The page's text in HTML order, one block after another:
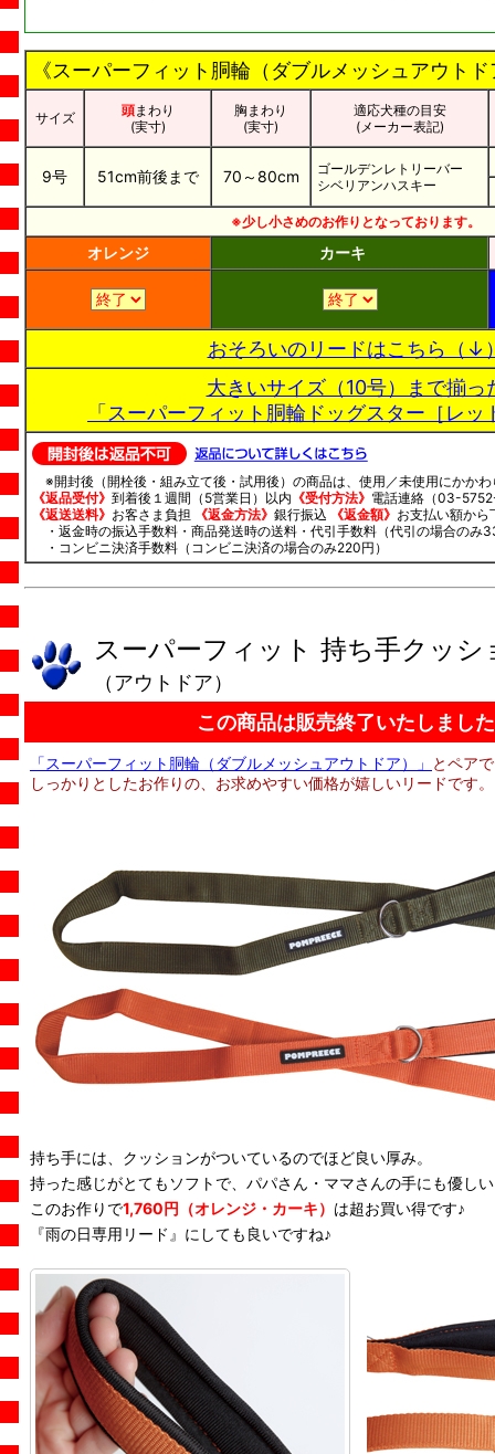
《スーパーフィット胴輪（ダブルメッシュアウト
サイズ 頭まわり
(実寸)
胸まわり
(実寸)
適応犬種の目安
(メーカー表記)
9号 51cm前後まで 70～80cm
ゴールデンレトリーバー
シベリアンハスキー
※少し小さめのお作りとなっております。
オレンジ カーキ
おそろいのリードはこちら（↓
大きいサイズ（10号）まで揃っ
「スーパーフィット胴輪ドッグスター［レッ
※開封後（開栓後・組み立て後・試用後）の商品は、使用／未使用にかか
《返品受付》 到着後１週間（5営業日）以内 《受付方法》 電話連絡（03-
《返送送料》 お客さま負担 《返金方法》 銀行振込 《返金額》 お支払い額から
・返金時の振込手数料・商品発送時の送料・代引手数料（代引の場合のみ
・コンビニ決済手数料（コンビニ決済の場合のみ220円）
スーパーフィット 持ち手クッシ
（アウトドア）
この商品は販売終了いたしまし
「スーパーフィット胴輪（ダブルメッシュアウトドア）」 とペア
しっかりとしたお作りの、お求めやすい価格が嬉しいリードです。
持ち手には、クッションがついているのでほど良い厚み。
持った感じがとてもソフトで、パパさん・ママさんの手にも優し
このお作りで1,760円（オレンジ・カーキ） は超お買い得です♪
『雨の日専用リード』にしても良いですね♪